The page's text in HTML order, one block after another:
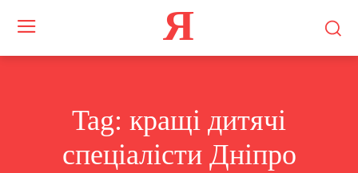
Я
Tag: кращі дитячі
спеціалісти Дніпро